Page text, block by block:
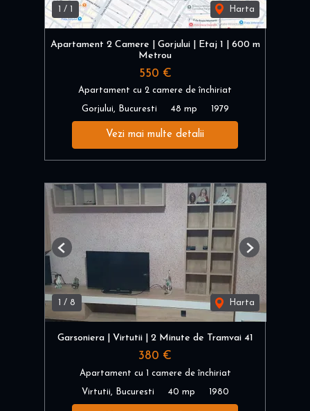
1 / 1 Harta
Apartament 2 Camere | Gorjului | Etaj 1 | 600 m
Metrou
550 €
Apartament cu 2 camere de închiriat
Gorjului, Bucuresti 48 mp 1979
Vezi mai multe detalii
/ 8 Harta
Previous Next
Garsoniera | Virtutii | 2 Minute de Tramvai 41
380 €
Apartament cu 1 camere de închiriat
Virtutii, Bucuresti 40 mp 1980